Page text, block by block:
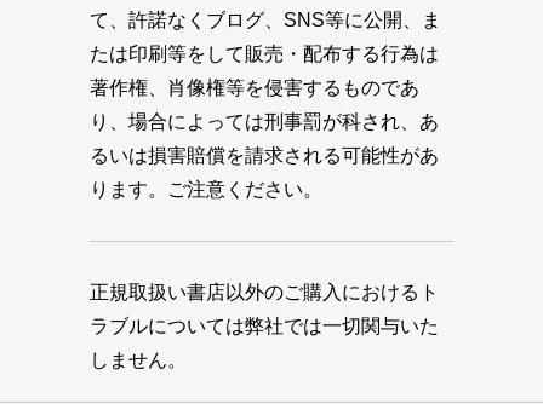
て、許諾なくブログ、SNS等に公開、ま
たは印刷等をして販売・配布する行為は
著作権、肖像権等を侵害するものであ
り、場合によっては刑事罰が科され、あ
るいは損害賠償を請求される可能性があ
ります。ご注意ください。
正規取扱い書店以外のご購入におけるト
ラブルについては弊社では一切関与いた
しません。